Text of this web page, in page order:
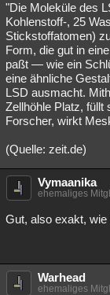
"Die Moleküle des
Kohlenstoff-, 25
Stickstoffatomen)
Form, die gut in
paßt — wie ein
eine ähnliche
LSD ausmacht.
Zellhöhle Platz, füllt
Forscher, wirkt
(Quelle: zeit.de)
Vymaanika
ehemaliges
Gut, also exakt,
Warhead
ehemaliges